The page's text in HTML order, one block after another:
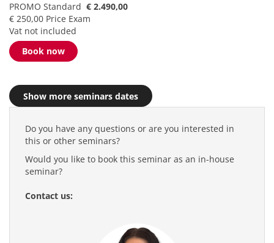
PROMO Standard € 2.490,00
€ 250,00 Price Exam
Vat not included
Book now
Show more seminars dates
Do you have any questions or are you interested in
this or other seminars?
Would you like to book this seminar as an in-house
seminar?
Contact us: